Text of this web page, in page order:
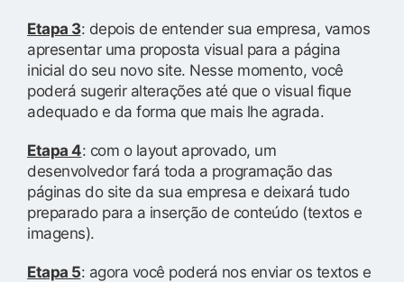
Etapa 3: depois de entender sua empresa, vamos
apresentar uma proposta visual para a página
inicial do seu novo site. Nesse momento, você
poderá sugerir alterações até que o visual fique
adequado e da forma que mais lhe agrada.
Etapa 4: com o layout aprovado, um
desenvolvedor fará toda a programação das
páginas do site da sua empresa e deixará tudo
preparado para a inserção de conteúdo (textos e
imagens).
Etapa 5: agora você poderá nos enviar os textos e